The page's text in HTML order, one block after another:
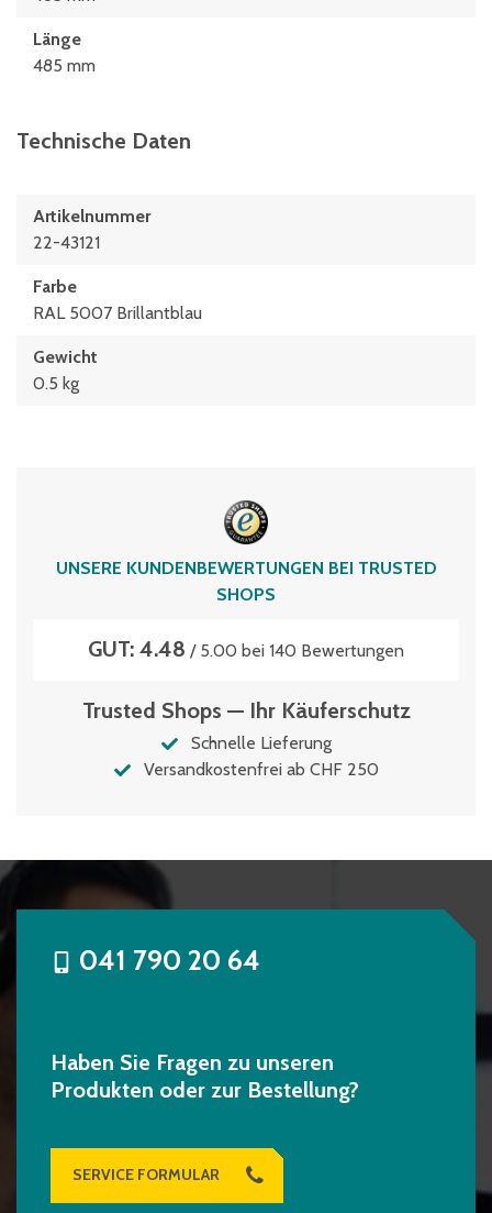
Länge
485 mm
Technische Daten
Artikelnummer
22-43121
Farbe
RAL 5007 Brillantblau
Gewicht
0.5 kg
UNSERE KUNDENBEWERTUNGEN BEI TRUSTED
SHOPS
GUT: 4.48 / 5.00 bei 140 Bewertungen
Trusted Shops — Ihr Käuferschutz
Schnelle Lieferung
Versandkostenfrei ab CHF 250
041 790 20 64
Haben Sie Fragen zu unseren
Produkten oder zur Bestellung?
SERVICE FORMULAR